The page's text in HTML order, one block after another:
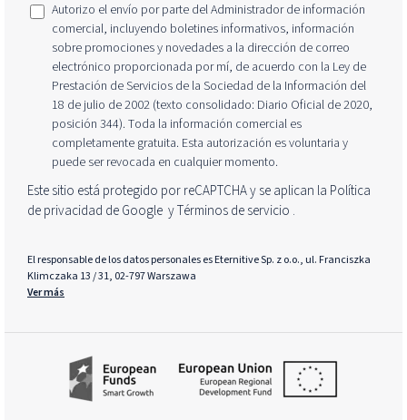
Autorizo el envío por parte del Administrador de información
comercial, incluyendo boletines informativos, información
sobre promociones y novedades a la dirección de correo
electrónico proporcionada por mí, de acuerdo con la Ley de
Prestación de Servicios de la Sociedad de la Información del
18 de julio de 2002 (texto consolidado: Diario Oficial de 2020,
posición 344). Toda la información comercial es
completamente gratuita. Esta autorización es voluntaria y
puede ser revocada en cualquier momento.
Este sitio está protegido por reCAPTCHA y se aplican la Política
de privacidad de Google yTérminos de servicio .
El responsable de los datos personales es Eternitive Sp. z o.o., ul. Franciszka
Klimczaka 13 / 31, 02-797 Warszawa
Ver más